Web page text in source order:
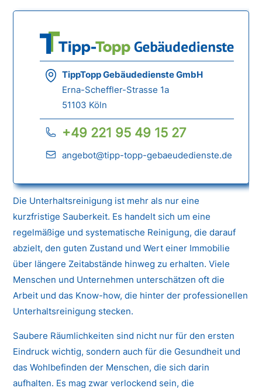
TippTopp Gebäudedienste GmbH
Erna-Scheffler-Strasse 1a
51103 Köln
+49 221 95 49 15 27
angebot@tipp-topp-gebaeudedienste.de
Die Unterhaltsreinigung ist mehr als nur eine
kurzfristige Sauberkeit. Es handelt sich um eine
regelmäßige und systematische Reinigung, die darauf
abzielt, den guten Zustand und Wert einer Immobilie
über längere Zeitabstände hinweg zu erhalten. Viele
Menschen und Unternehmen unterschätzen oft die
Arbeit und das Know-how, die hinter der professionellen
Unterhaltsreinigung stecken.
Saubere Räumlichkeiten sind nicht nur für den ersten
Eindruck wichtig, sondern auch für die Gesundheit und
das Wohlbefinden der Menschen, die sich darin
aufhalten. Es mag zwar verlockend sein, die